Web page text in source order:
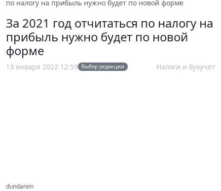
по налогу на прибыль нужно будет по новой форме
За 2021 год отчитаться по налогу на
прибыль нужно будет по новой
форме
13 января 2022 12:59 Выбор редакции Налоги и бухучет
dundanim